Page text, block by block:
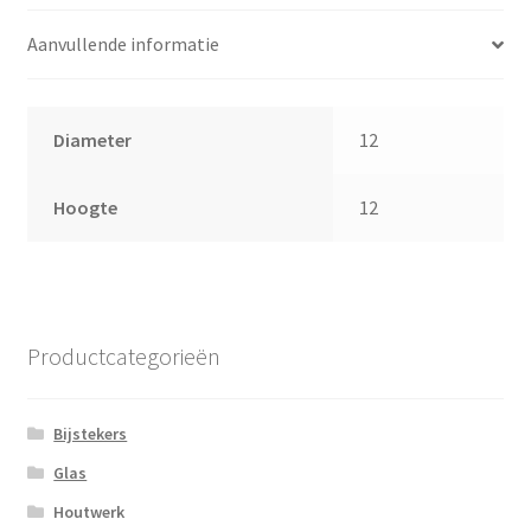
Aanvullende informatie
Diameter 12
Hoogte 12
Productcategorieën
Bijstekers
Glas
Houtwerk